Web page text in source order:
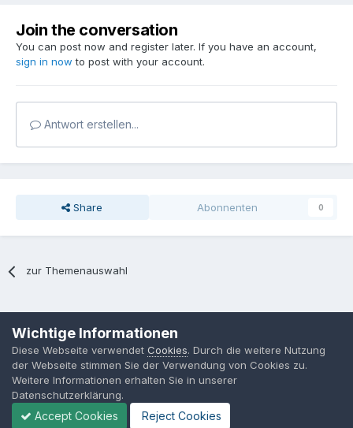
Join the conversation
You can post now and register later. If you have an account,
sign in now to post with your account.
Antwort erstellen...
Share Abonnenten 0
zur Themenauswahl
MPP-Engineering
Powered by Invision Community
Wichtige Informationen
Diese Webseite verwendet Cookies. Durch die weitere Nutzung
der Webseite stimmen Sie der Verwendung von Cookies zu.
Weitere Informationen erhalten Sie in unserer
Datenschutzerklärung.
Accept Cookies Reject Cookies